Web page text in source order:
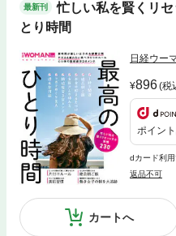
最新刊
忙しい私を賢くリ
とり時間
日経ウー
896(税
ポイン
dカード利
返品不可
カートへ